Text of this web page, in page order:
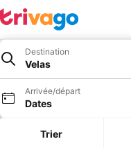
Destination
Velas
Arrivée/départ
Dates
Trier